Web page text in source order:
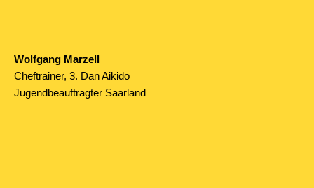
Wolfgang Marzell
Cheftrainer, 3. Dan Aikido
Jugendbeauftragter Saarland